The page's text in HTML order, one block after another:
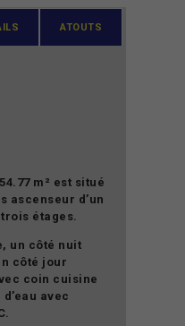
ATOUTS
m² est situé
ascenseur d’un
étages.
un côté nuit
côté jour
coin cuisine
avec